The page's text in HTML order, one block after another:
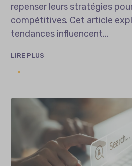
repenser leurs stratégies
compétitives. Cet article
tendances influencent...
LIRE PLUS